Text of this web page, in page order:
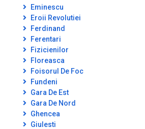
Eminescu
Eroii Revolutiei
Ferdinand
Ferentari
Fizicienilor
Floreasca
Foisorul De Foc
Fundeni
Gara De Est
Gara De Nord
Ghencea
Giulesti